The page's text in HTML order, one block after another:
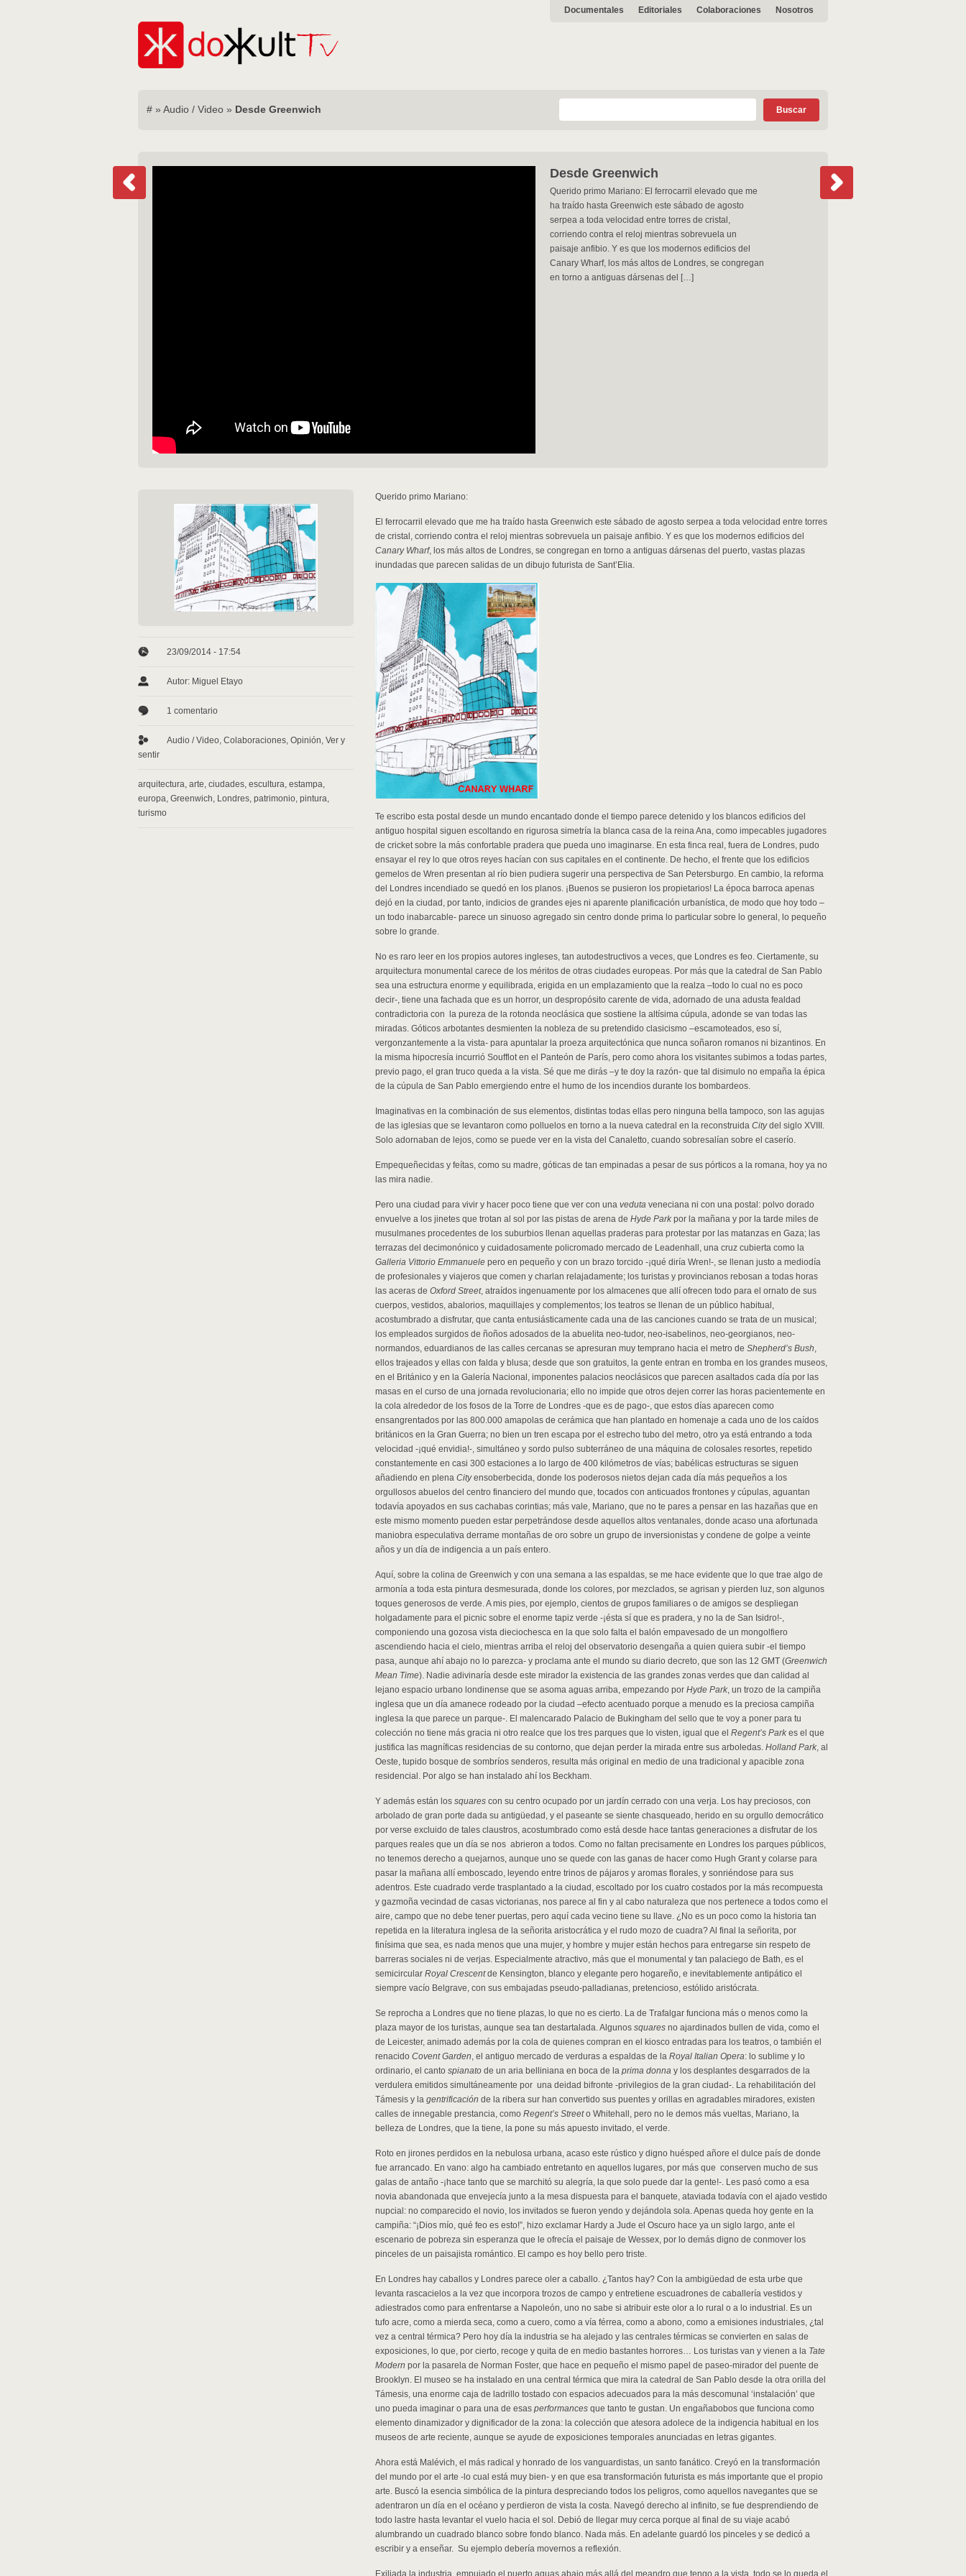
Documentales Editoriales Colaboraciones Nosotros
# » Audio / Video » Desde Greenwich
Desde Greenwich
Querido primo Mariano: El ferrocarril elevado que me
ha traído hasta Greenwich este sábado de agosto
serpea a toda velocidad entre torres de cristal,
corriendo contra el reloj mientras sobrevuela un
paisaje anfibio. Y es que los modernos edificios del
Canary Wharf, los más altos de Londres, se congregan
en torno a antiguas dársenas del […]
23/09/2014 - 17:54
Autor: Miguel Etayo
1 comentario
Audio / Video, Colaboraciones, Opinión, Ver y
sentir
arquitectura, arte, ciudades, escultura, estampa,
europa, Greenwich, Londres, patrimonio, pintura,
turismo
Querido primo Mariano:
El ferrocarril elevado que me ha traído hasta Greenwich este sábado de agosto serpea a toda velocidad entre torres
de cristal, corriendo contra el reloj mientras sobrevuela un paisaje anfibio. Y es que los modernos edificios del
Canary Wharf, los más altos de Londres, se congregan en torno a antiguas dársenas del puerto, vastas plazas
inundadas que parecen salidas de un dibujo futurista de Sant’Elia.
Te escribo esta postal desde un mundo encantado donde el tiempo parece detenido y los blancos edificios del
antiguo hospital siguen escoltando en rigurosa simetría la blanca casa de la reina Ana, como impecables jugadores
de cricket sobre la más confortable pradera que pueda uno imaginarse. En esta finca real, fuera de Londres, pudo
ensayar el rey lo que otros reyes hacían con sus capitales en el continente. De hecho, el frente que los edificios
gemelos de Wren presentan al río bien pudiera sugerir una perspectiva de San Petersburgo. En cambio, la reforma
del Londres incendiado se quedó en los planos. ¡Buenos se pusieron los propietarios! La época barroca apenas
dejó en la ciudad, por tanto, indicios de grandes ejes ni aparente planificación urbanística, de modo que hoy todo –
un todo inabarcable- parece un sinuoso agregado sin centro donde prima lo particular sobre lo general, lo pequeño
sobre lo grande.
No es raro leer en los propios autores ingleses, tan autodestructivos a veces, que Londres es feo. Ciertamente, su
arquitectura monumental carece de los méritos de otras ciudades europeas. Por más que la catedral de San Pablo
sea una estructura enorme y equilibrada, erigida en un emplazamiento que la realza –todo lo cual no es poco
decir-, tiene una fachada que es un horror, un despropósito carente de vida, adornado de una adusta fealdad
contradictoria con la pureza de la rotonda neoclásica que sostiene la altísima cúpula, adonde se van todas las
miradas. Góticos arbotantes desmienten la nobleza de su pretendido clasicismo –escamoteados, eso sí,
vergonzantemente a la vista- para apuntalar la proeza arquitectónica que nunca soñaron romanos ni bizantinos. En
la misma hipocresía incurrió Soufflot en el Panteón de París, pero como ahora los visitantes subimos a todas partes,
previo pago, el gran truco queda a la vista. Sé que me dirás –y te doy la razón- que tal disimulo no empaña la épica
de la cúpula de San Pablo emergiendo entre el humo de los incendios durante los bombardeos.
Imaginativas en la combinación de sus elementos, distintas todas ellas pero ninguna bella tampoco, son las agujas
de las iglesias que se levantaron como polluelos en torno a la nueva catedral en la reconstruida Citydel siglo XVIII.
Solo adornaban de lejos, como se puede ver en la vista del Canaletto, cuando sobresalían sobre el caserío.
Empequeñecidas y feítas, como su madre, góticas de tan empinadas a pesar de sus pórticos a la romana, hoy ya no
las mira nadie.
Pero una ciudad para vivir y hacer poco tiene que ver con una veduta veneciana ni con una postal: polvo dorado
envuelve a los jinetes que trotan al sol por las pistas de arena de Hyde Park por la mañana y por la tarde miles de
musulmanes procedentes de los suburbios llenan aquellas praderas para protestar por las matanzas en Gaza; las
terrazas del decimonónico y cuidadosamente policromado mercado de Leadenhall, una cruz cubierta como la
Galleria Vittorio Emmanuele pero en pequeño y con un brazo torcido -¡qué diría Wren!-, se llenan justo a mediodía
de profesionales y viajeros que comen y charlan relajadamente; los turistas y provincianos rebosan a todas horas
las aceras de Oxford Street, atraídos ingenuamente por los almacenes que allí ofrecen todo para el ornato de sus
cuerpos, vestidos, abalorios, maquillajes y complementos; los teatros se llenan de un público habitual,
acostumbrado a disfrutar, que canta entusiásticamente cada una de las canciones cuando se trata de un musical;
los empleados surgidos de ñoños adosados de la abuelita neo-tudor, neo-isabelinos, neo-georgianos, neo-
normandos, eduardianos de las calles cercanas se apresuran muy temprano hacia el metro de Shepherd’s Bush,
ellos trajeados y ellas con falda y blusa; desde que son gratuitos, la gente entran en tromba en los grandes museos,
en el Británico y en la Galería Nacional, imponentes palacios neoclásicos que parecen asaltados cada día por las
masas en el curso de una jornada revolucionaria; ello no impide que otros dejen correr las horas pacientemente en
la cola alrededor de los fosos de la Torre de Londres -que es de pago-, que estos días aparecen como
ensangrentados por las 800.000 amapolas de cerámica que han plantado en homenaje a cada uno de los caídos
británicos en la Gran Guerra; no bien un tren escapa por el estrecho tubo del metro, otro ya está entrando a toda
velocidad -¡qué envidia!-, simultáneo y sordo pulso subterráneo de una máquina de colosales resortes, repetido
constantemente en casi 300 estaciones a lo largo de 400 kilómetros de vías; babélicas estructuras se siguen
añadiendo en plena Cityensoberbecida, donde los poderosos nietos dejan cada día más pequeños a los
orgullosos abuelos del centro financiero del mundo que, tocados con anticuados frontones y cúpulas, aguantan
todavía apoyados en sus cachabas corintias; más vale, Mariano, que no te pares a pensar en las hazañas que en
este mismo momento pueden estar perpetrándose desde aquellos altos ventanales, donde acaso una afortunada
maniobra especulativa derrame montañas de oro sobre un grupo de inversionistas y condene de golpe a veinte
años y un día de indigencia a un país entero.
Aquí, sobre la colina de Greenwich y con una semana a las espaldas, se me hace evidente que lo que trae algo de
armonía a toda esta pintura desmesurada, donde los colores, por mezclados, se agrisan y pierden luz, son algunos
toques generosos de verde. A mis pies, por ejemplo, cientos de grupos familiares o de amigos se despliegan
holgadamente para el picnic sobre el enorme tapiz verde -¡ésta sí que es pradera, y no la de San Isidro!-,
componiendo una gozosa vista dieciochesca en la que solo falta el balón empavesado de un mongolfiero
ascendiendo hacia el cielo, mientras arriba el reloj del observatorio desengaña a quien quiera subir -el tiempo
pasa, aunque ahí abajo no lo parezca- y proclama ante el mundo su diario decreto, que son las 12 GMT (Greenwich
Mean Time). Nadie adivinaría desde este mirador la existencia de las grandes zonas verdes que dan calidad al
lejano espacio urbano londinense que se asoma aguas arriba, empezando por Hyde Park, un trozo de la campiña
inglesa que un día amanece rodeado por la ciudad –efecto acentuado porque a menudo es la preciosa campiña
inglesa la que parece un parque-. El malencarado Palacio de Bukingham del sello que te voy a poner para tu
colección no tiene más gracia ni otro realce que los tres parques que lo visten, igual que el Regent’s Park es el que
justifica las magníficas residencias de su contorno, que dejan perder la mirada entre sus arboledas. Holland Park, al
Oeste, tupido bosque de sombríos senderos, resulta más original en medio de una tradicional y apacible zona
residencial. Por algo se han instalado ahí los Beckham.
Y además están los squares con su centro ocupado por un jardín cerrado con una verja. Los hay preciosos, con
arbolado de gran porte dada su antigüedad, y el paseante se siente chasqueado, herido en su orgullo democrático
por verse excluido de tales claustros, acostumbrado como está desde hace tantas generaciones a disfrutar de los
parques reales que un día se nos abrieron a todos. Como no faltan precisamente en Londres los parques públicos,
no tenemos derecho a quejarnos, aunque uno se quede con las ganas de hacer como Hugh Grant y colarse para
pasar la mañana allí emboscado, leyendo entre trinos de pájaros y aromas florales, y sonriéndose para sus
adentros. Este cuadrado verde trasplantado a la ciudad, escoltado por los cuatro costados por la más recompuesta
y gazmoña vecindad de casas victorianas, nos parece al fin y al cabo naturaleza que nos pertenece a todos como el
aire, campo que no debe tener puertas, pero aquí cada vecino tiene su llave. ¿No es un poco como la historia tan
repetida en la literatura inglesa de la señorita aristocrática y el rudo mozo de cuadra? Al final la señorita, por
finísima que sea, es nada menos que una mujer, y hombre y mujer están hechos para entregarse sin respeto de
barreras sociales ni de verjas. Especialmente atractivo, más que el monumental y tan palaciego de Bath, es el
semicircular Royal Crescentde Kensington, blanco y elegante pero hogareño, e inevitablemente antipático el
siempre vacío Belgrave, con sus embajadas pseudo-palladianas, pretencioso, estólido aristócrata.
Se reprocha a Londres que no tiene plazas, lo que no es cierto. La de Trafalgar funciona más o menos como la
plaza mayor de los turistas, aunque sea tan destartalada. Algunos squares no ajardinados bullen de vida, como el
de Leicester, animado además por la cola de quienes compran en el kiosco entradas para los teatros, o también el
renacido Covent Garden, el antiguo mercado de verduras a espaldas de la Royal Italian Opera: lo sublime y lo
ordinario, el canto spianato de un aria belliniana en boca de la prima donna y los desplantes desgarrados de la
verdulera emitidos simultáneamente por una deidad bifronte -privilegios de la gran ciudad-. La rehabilitación del
Támesis y la gentrificación de la ribera sur han convertido sus puentes y orillas en agradables miradores, existen
calles de innegable prestancia, como Regent’s Streeto Whitehall, pero no le demos más vueltas, Mariano, la
belleza de Londres, que la tiene, la pone su más apuesto invitado, el verde.
Roto en jirones perdidos en la nebulosa urbana, acaso este rústico y digno huésped añore el dulce país de donde
fue arrancado. En vano: algo ha cambiado entretanto en aquellos lugares, por más que conserven mucho de sus
galas de antaño -¡hace tanto que se marchitó su alegría, la que solo puede dar la gente!-. Les pasó como a esa
novia abandonada que envejecía junto a la mesa dispuesta para el banquete, ataviada todavía con el ajado vestido
nupcial: no comparecido el novio, los invitados se fueron yendo y dejándola sola. Apenas queda hoy gente en la
campiña: “¡Dios mío, qué feo es esto!”, hizo exclamar Hardy a Jude el Oscuro hace ya un siglo largo, ante el
escenario de pobreza sin esperanza que le ofrecía el paisaje de Wessex, por lo demás digno de conmover los
pinceles de un paisajista romántico. El campo es hoy bello pero triste.
En Londres hay caballos y Londres parece oler a caballo. ¿Tantos hay? Con la ambigüedad de esta urbe que
levanta rascacielos a la vez que incorpora trozos de campo y entretiene escuadrones de caballería vestidos y
adiestrados como para enfrentarse a Napoleón, uno no sabe si atribuir este olor a lo rural o a lo industrial. Es un
tufo acre, como a mierda seca, como a cuero, como a vía férrea, como a abono, como a emisiones industriales, ¿tal
vez a central térmica? Pero hoy día la industria se ha alejado y las centrales térmicas se convierten en salas de
exposiciones, lo que, por cierto, recoge y quita de en medio bastantes horrores… Los turistas van y vienen a la Tate
Modern por la pasarela de Norman Foster, que hace en pequeño el mismo papel de paseo-mirador del puente de
Brooklyn. El museo se ha instalado en una central térmica que mira la catedral de San Pablo desde la otra orilla del
Támesis, una enorme caja de ladrillo tostado con espacios adecuados para la más descomunal ‘instalación’ que
uno pueda imaginar o para una de esas performances que tanto te gustan. Un engañabobos que funciona como
elemento dinamizador y dignificador de la zona: la colección que atesora adolece de la indigencia habitual en los
museos de arte reciente, aunque se ayude de exposiciones temporales anunciadas en letras gigantes.
Ahora está Malévich, el más radical y honrado de los vanguardistas, un santo fanático. Creyó en la transformación
del mundo por el arte -lo cual está muy bien- y en que esa transformación futurista es más importante que el propio
arte. Buscó la esencia simbólica de la pintura despreciando todos los peligros, como aquellos navegantes que se
adentraron un día en el océano y perdieron de vista la costa. Navegó derecho al infinito, se fue desprendiendo de
todo lastre hasta levantar el vuelo hacia el sol. Debió de llegar muy cerca porque al final de su viaje acabó
alumbrando un cuadrado blanco sobre fondo blanco. Nada más. En adelante guardó los pinceles y se dedicó a
escribir y a enseñar. Su ejemplo debería movernos a reflexión.
Exiliada la industria, empujado el puerto aguas abajo más allá del meandro que tengo a la vista, todo se lo queda el